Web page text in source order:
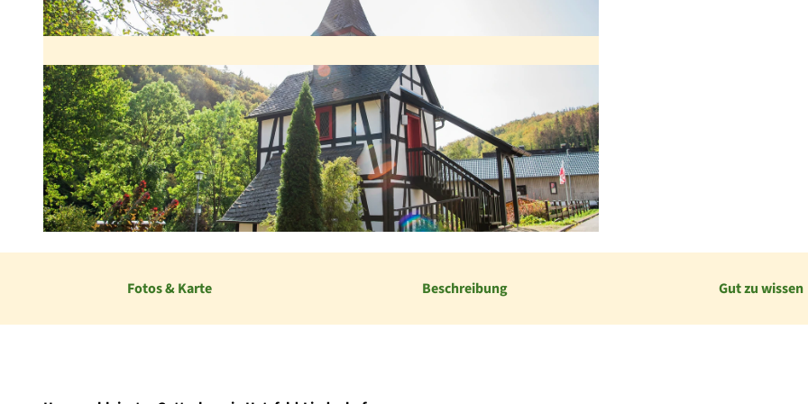
Fotos & Karte Beschreibung Gut zu wissen